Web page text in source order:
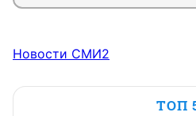
Новости СМИ2
ТОП